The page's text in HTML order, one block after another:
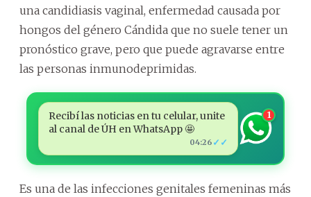
una candidiasis vaginal, enfermedad causada por
hongos del género Cándida que no suele tener un
pronóstico grave, pero que puede agravarse entre
las personas inmunodeprimidas.
Recibí las noticias en tu celular, unite
al canal de ÚH en WhatsApp 🤩
04:26 ✓✓
1
Es una de las infecciones genitales femeninas más